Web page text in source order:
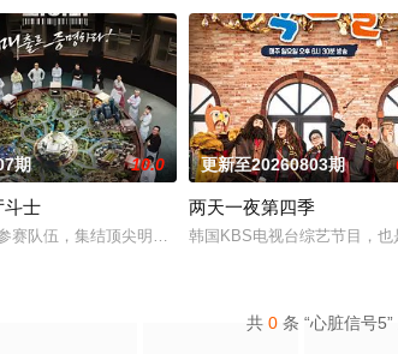
们将带着各自复杂的过去在海边展开共同生活，不
要关注家长与孩子之间的问题。你对孩子了解多少？
期 10.0
斗士
赛队伍，集结顶尖明星主厨与尚未被发掘的料理高手！
更新至20260803期
两天一夜第四季
韩国KBS电视台综艺节目，
共 0 条 “心脏信号